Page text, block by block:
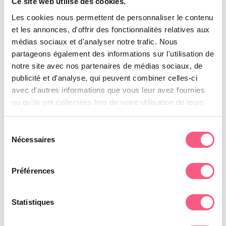
Les cookies nous permettent de personnaliser le contenu
et les annonces, d'offrir des fonctionnalités relatives aux
médias sociaux et d'analyser notre trafic. Nous
partageons également des informations sur l'utilisation de
notre site avec nos partenaires de médias sociaux, de
publicité et d'analyse, qui peuvent combiner celles-ci
avec d'autres informations que vous leur avez fournies
ou qu'ils ont collectées lors de votre utilisation de leurs
services.
Nécessaires
Préférences
Statistiques
das der Norm entspricht. NF P
90 308
Die Sicherheitsbefestigungen verhindern das
Anheben des Rollladens und so wird er im
ausgerollten Zustand integraler Bestandteil der
Beckenstruktur.
Sie müssen immer verriegelt sein, da sonst die
Abriblue bietet 4 Lösungen, davon ist eine